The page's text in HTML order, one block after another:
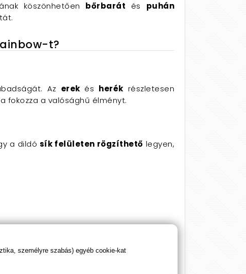
köszönhetően bőrbarát és puhán
t?
Az erek és herék részletesen
fokozza a valósághű élményt.
a dildó sík felületen rögzíthető legyen,
személyre szabás) egyéb cookie-kat